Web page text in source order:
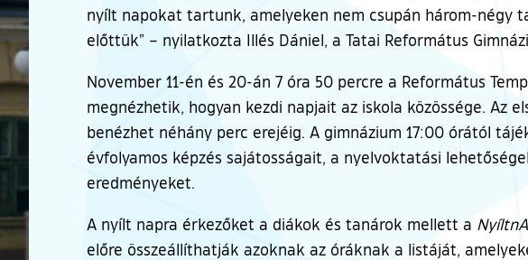
nyílt napokat tartunk, amelyeken nem csupán három-négy
előttük” – nyilatkozta Illés Dániel, a Tatai Református
November 11-én és 20-án 7 óra 50 percre a Református
megnézhetik, hogyan kezdi napjait az iskola közössége. Az
benézhet néhány perc erejéig. A gimnázium 17:00 órától
évfolyamos képzés sajátosságait, a nyelvoktatási
eredményeket.
A nyílt napra érkezőket a diákok és tanárok mellett a
előre összeállíthatják azoknak az óráknak a listáját,